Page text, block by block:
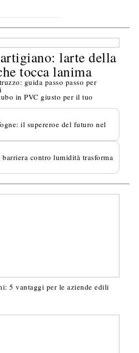
larte della
tocca lanima
guida passo passo per
in PVC giusto per il tuo
il supereroe del futuro nel
contro lumidità trasforma
5 vantaggi per le aziende edili